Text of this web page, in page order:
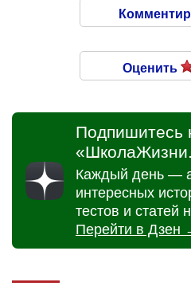
Оценить
Подпишитесь
Каждый день —
интересных
тестов и статей
Перейти в Дзен